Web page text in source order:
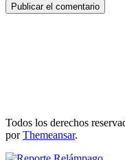
Todos los derechos
porThemeansar.